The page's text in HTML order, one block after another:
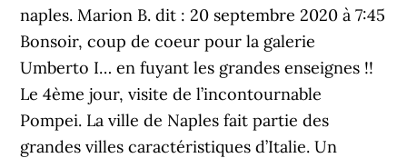
naples. Marion B. dit : 20 septembre 2020 à 7:45
Bonsoir, coup de coeur pour la galerie
Umberto I… en fuyant les grandes enseignes !!
Le 4ème jour, visite de l’incontournable
Pompei. La ville de Naples fait partie des
grandes villes caractéristiques d’Italie. Un